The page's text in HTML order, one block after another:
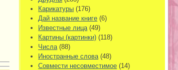
Карикатуры (176)
Дай название книге (6)
Известные лица(49)
Картины (картинки) (118)
Числа(88)
Иностранные слова(48)
Совмести несовместимое (14)